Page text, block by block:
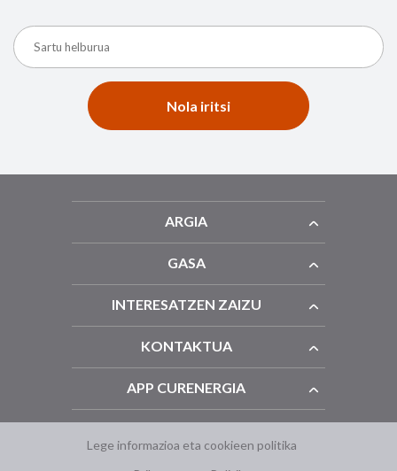
Nola iritsi
ARGIA
GASA
INTERESATZEN ZAIZU
KONTAKTUA
APP CURENERGIA
Lege informazioa eta cookieen politika